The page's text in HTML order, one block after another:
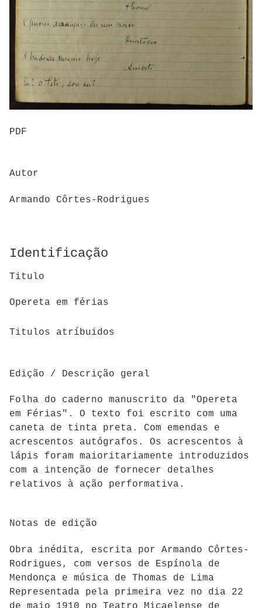
PDF
Autor
Armando Côrtes-Rodrigues
Identificação
Titulo
Opereta em férias
Titulos atríbuidos
Edição / Descrição geral
Folha do caderno manuscrito da "Opereta
em Férias". O texto foi escrito com uma
caneta de tinta preta. Com emendas e
acrescentos autógrafos. Os acrescentos à
lápis foram maioritariamente introduzidos
com a intenção de fornecer detalhes
relativos à ação performativa.
Notas de edição
Obra inédita, escrita por Armando Côrtes-
Rodrigues, com versos de Espínola de
Mendonça e música de Thomas de Lima
Representada pela primeira vez no dia 22